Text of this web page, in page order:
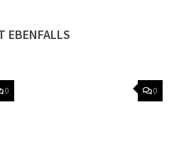
EBENFALLS
0 0